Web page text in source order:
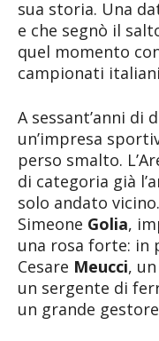
sua storia. Una
e che segnò il
quel momento
campionati
A sessant’anni di
un’impresa
perso smalto.
di categoria già
solo andato
Simeone Golia,
una rosa forte: in
Cesare Meucci,
un sergente di
un grande